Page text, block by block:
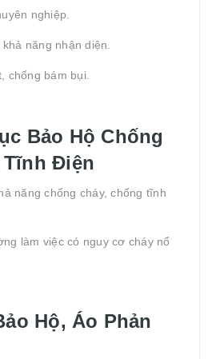
nghiệp.
năng nhận diện.
chống bám bụi.
Bảo Hộ Chống
Tĩnh Điện
năng chống cháy, chống tĩnh
làm việc có nguy cơ cháy nổ
Hộ, Áo Phản